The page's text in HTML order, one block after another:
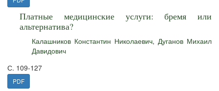
Платные медицинские услуги: бремя или
альтернатива?
Калашников Константин Николаевич, Дуганов Михаил
Давидович
С. 109-127
PDF